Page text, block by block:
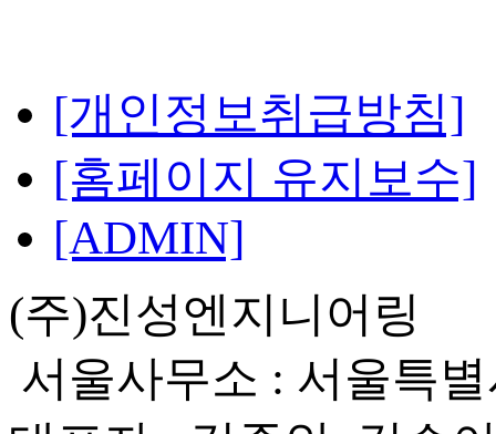
[개인정보취급방침]
[홈페이지 유지보수]
[ADMIN]
(주)진성엔지니어링
서울사무소 : 서울특